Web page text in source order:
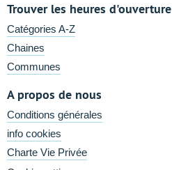
Trouver les heures d'ouverture
Catégories A-Z
Chaines
Communes
A propos de nous
Conditions générales
info cookies
Charte Vie Privée